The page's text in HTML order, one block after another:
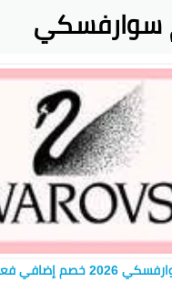
سوارفسكي
أحدث كود خصم سوارفسكي 2026